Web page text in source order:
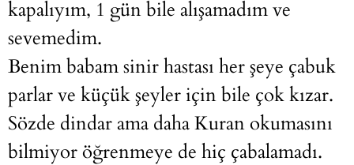
kapalıyım, 1 gün bile alışamadım ve
sevemedim.
Benim babam sinir hastası her şeye çabuk
parlar ve küçük şeyler için bile çok kızar.
Sözde dindar ama daha Kuran okumasını
bilmiyor öğrenmeye de hiç çabalamadı.